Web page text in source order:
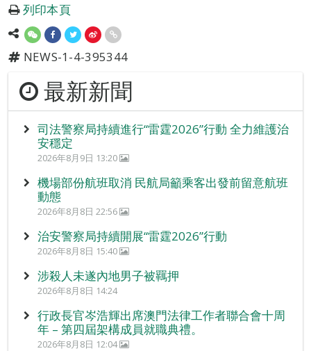
列印本頁
NEWS-1-4-395344
最新新聞
司法警察局持續進行“雷霆2026”行動 全力維護治
安穩定
2026年8月9日 13:20
機場部份航班取消 民航局籲乘客出發前留意航班
動態
2026年8月8日 22:56
治安警察局持續開展“雷霆2026”行動
2026年8月8日 15:40
涉殺人未遂內地男子被羈押
2026年8月8日 14:24
行政長官岑浩輝出席澳門法律工作者聯合會十周
年 – 第四屆架構成員就職典禮。
2026年8月8日 12:04